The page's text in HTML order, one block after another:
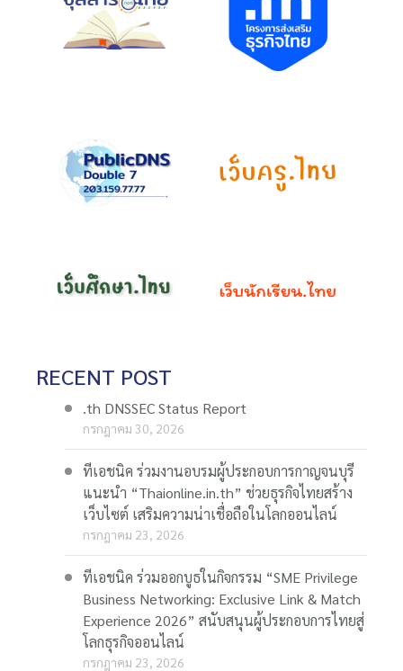
RECENT POST
.th DNSSEC Status Report
กรกฎาคม 30, 2026
ทีเอชนิค ร่วมงานอบรมผู้ประกอบการกาญจนบุรี
แนะนำ “Thaionline.in.th” ช่วยธุรกิจไทยสร้าง
เว็บไซต์ เสริมความน่าเชื่อถือในโลกออนไลน์
กรกฎาคม 23, 2026
ทีเอชนิค ร่วมออกบูธในกิจกรรม “SME Privilege
Business Networking: Exclusive Link & Match
Experience 2026” สนับสนุนผู้ประกอบการไทยสู่
โลกธุรกิจออนไลน์
กรกฎาคม 23, 2026